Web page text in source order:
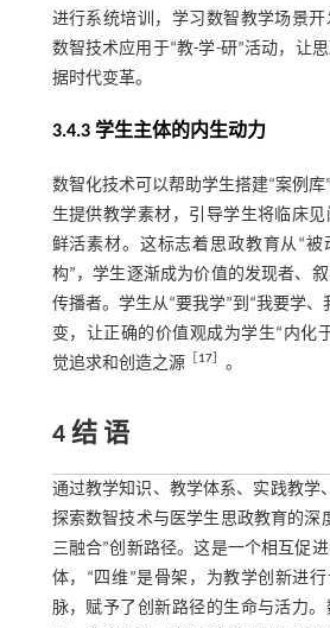
进行系统培训，学习数智教学场景
数智技术应用于“教-学-研”活动，让
据时代变革。
3.4.3 学生主体的内生动力
数智化技术可以帮助学生搭建“案例库
生提供教学素材，引导学生将临床
鲜活素材。这标志着思政教育从“被
构”，学生逐渐成为价值的发现者、
传播者。学生从“要我学”到“我要学
变，让正确的价值观成为学生“内化
觉追求和创造之源［ 17］ 。
4 结 语
通过教学知识、教学体系、实践教学
探索数智技术与医学生思政教育的深
三融合”创新路径。这是一个相互促
体，“四维”是骨架，为教学创新进
脉，赋予了创新路径的生命与活力